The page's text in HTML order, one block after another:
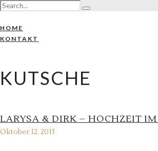
HOME
KONTAKT
KUTSCHE
LARYSA & DIRK – HOCHZEIT
Oktober 12, 2013